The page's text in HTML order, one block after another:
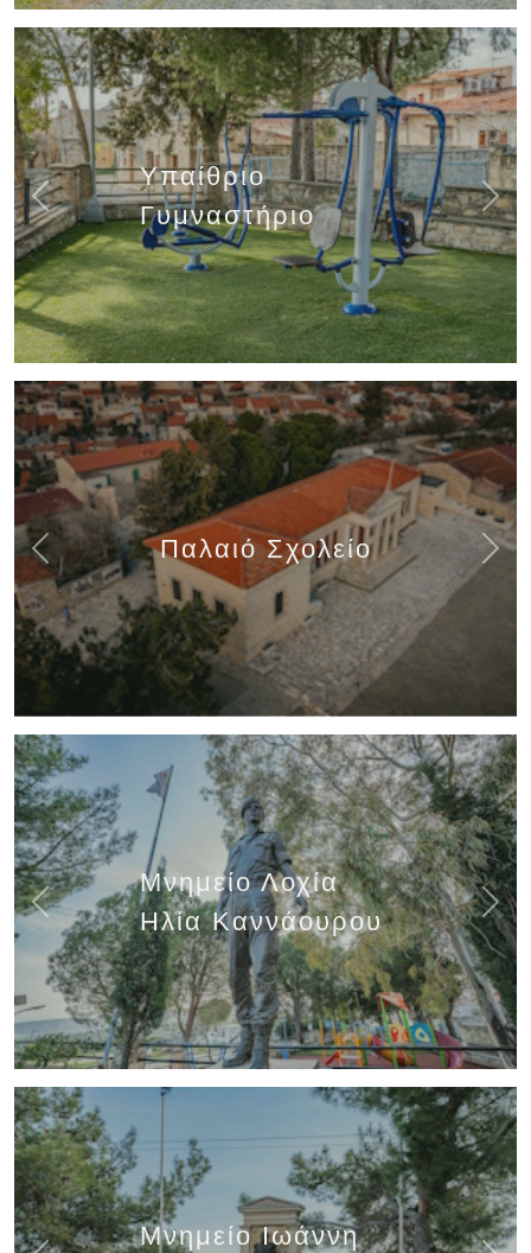
Υπαίθριο
Γυμναστήριο
Previous Next
Παλαιό Σχολείο
Previous Next
Μνημείο Λοχία
Ηλία Καννάουρου
Previous Next
Μνημείο Ιωάννη